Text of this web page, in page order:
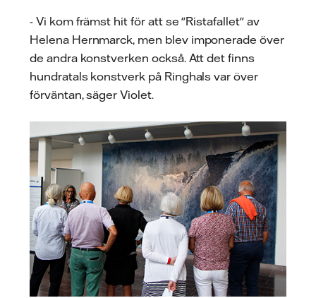
- Vi kom främst hit för att se "Ristafallet" av
Helena Hernmarck, men blev imponerade över
de andra konstverken också. Att det finns
hundratals konstverk på Ringhals var över
förväntan, säger Violet.